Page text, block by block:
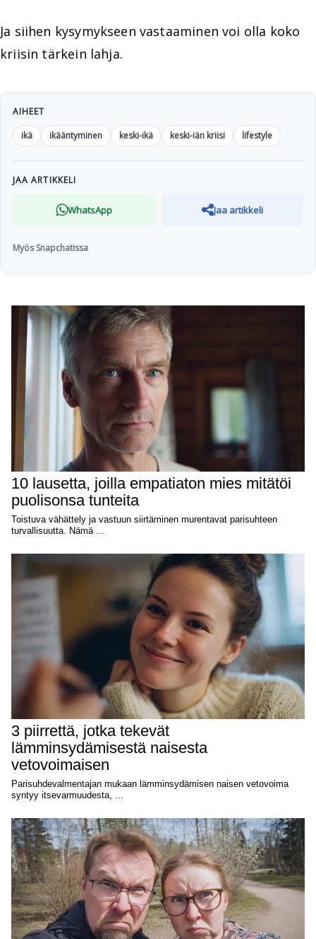
Ja siihen kysymykseen vastaaminen voi olla koko
kriisin tärkein lahja.
AIHEET
ikä
ikääntyminen keski-ikä keski-iän kriisi lifestyle
JAA ARTIKKELI
WhatsApp Jaa artikkeli
Myös Snapchatissa